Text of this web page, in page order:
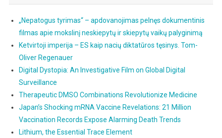
„Nepatogus tyrimas“ – apdovanojimas pelnęs dokumentinis
filmas apie mokslinį neskiepytų ir skiepytų vaikų palyginimą
Ketvirtoji imperija – ES kaip nacių diktatūros tęsinys. Tom-
Oliver Regenauer
Digital Dystopia: An Investigative Film on Global Digital
Surveillance
Therapeutic DMSO Combinations Revolutionize Medicine
Japan’s Shocking mRNA Vaccine Revelations: 21 Million
Vaccination Records Expose Alarming Death Trends
Lithium, the Essential Trace Element